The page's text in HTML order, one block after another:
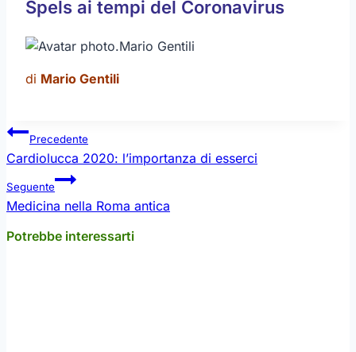
Spels ai tempi del Coronavirus
.Mario Gentili
di Mario Gentili
Navigazione
articoli
Precedente
Cardiolucca 2020: l’importanza di esserci
Seguente
Medicina nella Roma antica
Potrebbe interessarti